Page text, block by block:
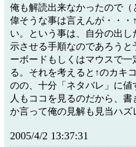
俺も解読出来なかったので
偉そうな事は言えんが・・
い。という事は、自分の出
示させる手順なのであろう
ーボードもしくはマウスで
る。それを考えると↑のカキ
のの、十分「ネタバレ」に
人もココを見るのだから、
か言って俺の見解も見当ハズ
2005/4/2 13:37:31